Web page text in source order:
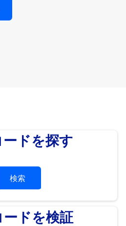
ドを探す
検索
ードを検証